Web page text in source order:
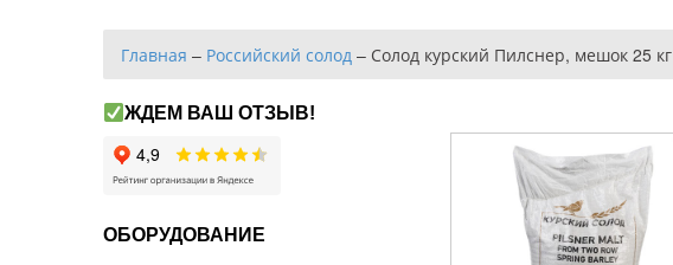
Главная – Российский солод – Солод курский Пилснер, мешок 25 кг
ЖДЕМ ВАШ ОТЗЫВ!
ОБОРУДОВАНИЕ